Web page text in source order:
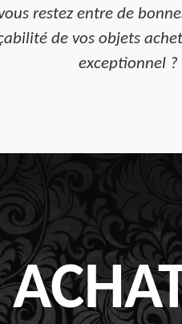
restez entre de
de vos objets
exceptionnel ?